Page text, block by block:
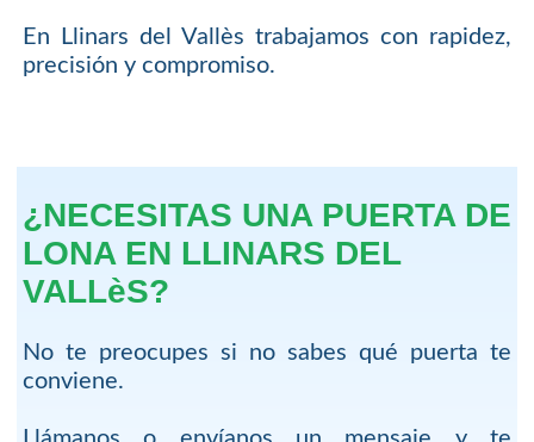
En Llinars del Vallès trabajamos con rapidez,
precisión y compromiso.
¿NECESITAS UNA PUERTA DE
LONA EN LLINARS DEL
VALLèS?
No te preocupes si no sabes qué puerta te
conviene.